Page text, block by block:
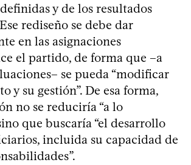
y de los resultados
rediseño se debe dar
en las asignaciones
el partido, de forma que –a
se pueda “modificar
y su gestión”. De esa forma,
no se reduciría “a lo
que buscaría “el desarrollo
incluida su capacidad de